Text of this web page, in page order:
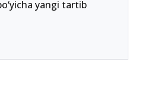
yangi tartib